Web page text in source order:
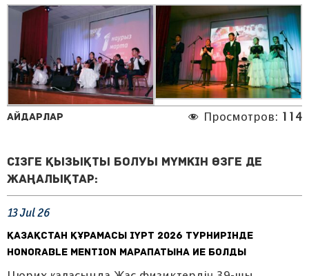
Айдарлар Просмотров: 114
Сізге қызықты болуы мүмкін өзге де
жаңалықтар:
13Jul26
ҚАЗАҚСТАН ҚҰРАМАСЫ IYPT 2026 ТУРНИРІНДЕ
HONORABLE MENTION МАРАПАТЫНА ИЕ БОЛДЫ